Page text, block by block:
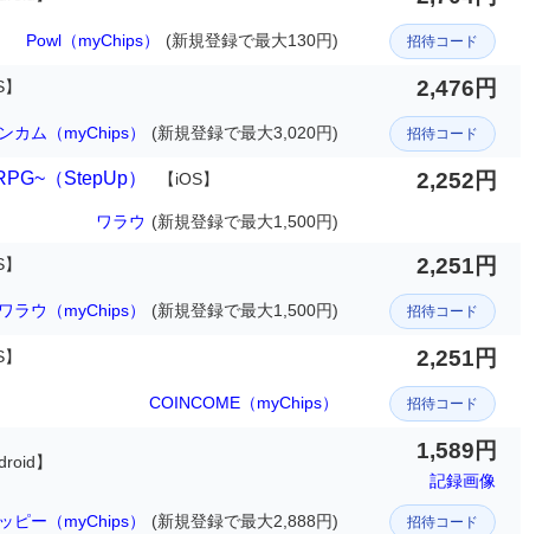
Powl（myChips） (新規登録で最大130円) 招待コード
2,476円
カム（myChips） (新規登録で最大3,020円) 招待コード
（StepUp） 【iOS】 2,252円
ワラウ (新規登録で最大1,500円)
2,251円
ワラウ（myChips） (新規登録で最大1,500円) 招待コード
2,251円
COINCOME（myChips） 招待コード
】 1,589円
記録画像
ピー（myChips） (新規登録で最大2,888円) 招待コード